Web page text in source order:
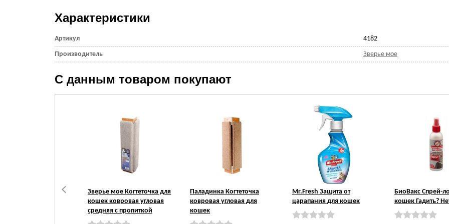
Характеристики
Артикул 4182
Производитель Зверье мое
С данным товаром покупают
Зверье мое Когтеточка для
кошек ковровая угловая
средняя с пропиткой
Паладинка Когтеточка
ковровая угловая для
кошек
Mr.Fresh Защита от
царапания для кошек
БиоВакс Спрей-
кошек Гадить?